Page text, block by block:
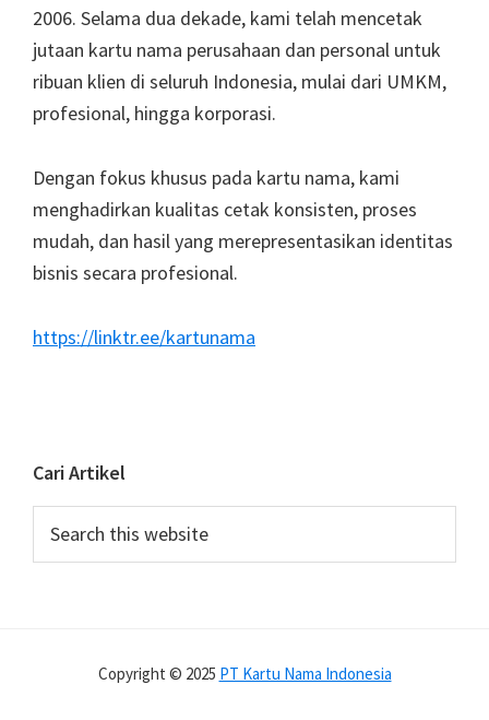
2006. Selama dua dekade, kami telah mencetak
jutaan kartu nama perusahaan dan personal untuk
ribuan klien di seluruh Indonesia, mulai dari UMKM,
profesional, hingga korporasi.
Dengan fokus khusus pada kartu nama, kami
menghadirkan kualitas cetak konsisten, proses
mudah, dan hasil yang merepresentasikan identitas
bisnis secara profesional.
https://linktr.ee/kartunama
Cari Artikel
Copyright © 2025 PT Kartu Nama Indonesia